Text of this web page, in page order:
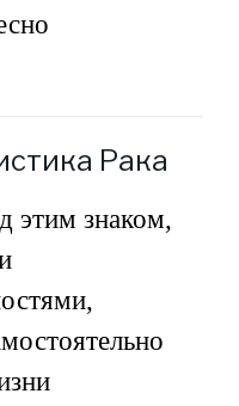
Рака
этим знаком,